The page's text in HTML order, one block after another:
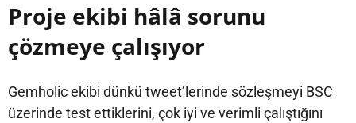
Proje ekibi hâlâ sorunu
çözmeye çalışıyor
Gemholic ekibi dünkü tweet’lerinde sözleşmeyi BSC
üzerinde test ettiklerini, çok iyi ve verimli çalıştığını